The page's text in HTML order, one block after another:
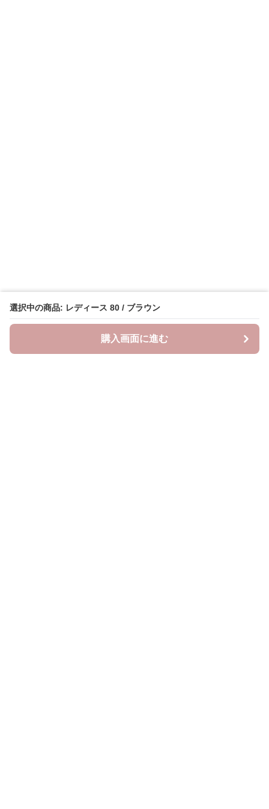
選択中の商品: レディース 80 / ブラウン
購入画面に進む